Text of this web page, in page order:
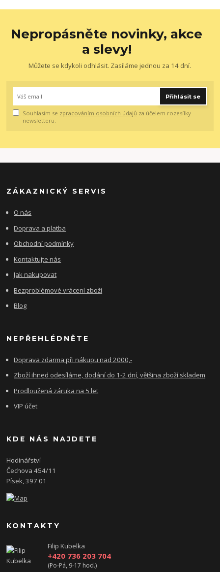
Nepropásněte novinky, akce
a slevy!
Můžete se kdykoli odhlásit. Zasíláme jednou za 14 dní.
Přihlásit se
Souhlasím se zpracováním osobních údajů za účelem rozesílky
newsletteru.
ZÁKAZNICKÝ SERVIS
O nás
Doprava a platba
Obchodní podmínky
Kontaktujte nás
Jak nakupovat
Bezproblémové vrácení zboží
Blog
NEPŘEHLÉDNĚTE
Doprava zdarma při nákupu nad 2000,-
Zboží ihned odesíláme, dodání do 1-2 dní, většina zboží skladem
Prodloužená záruka na 5 let
VIP účet
KDE NÁS NAJDETE
Hodinářství
Čechova 454/11
Písek, 397 01
KONTAKTY
Filip Kubelka
+420 736 203 704
(Po-Pá, 9-17 hod.)